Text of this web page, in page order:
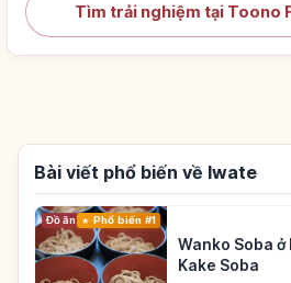
Tìm trải nghiệm tại Toono
Bài viết phổ biến về Iwate
Đồ ăn Phổ biến #1
Wanko Soba ở
Kake Soba